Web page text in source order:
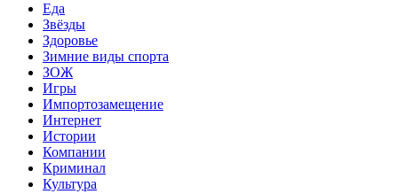
Еда
Звёзды
Здоровье
Зимние виды спорта
ЗОЖ
Игры
Импортозамещение
Интернет
Истории
Компании
Криминал
Культура